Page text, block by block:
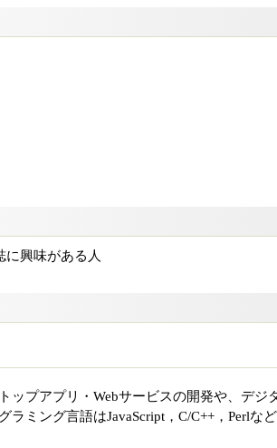
に興味がある人
ップアプリ・Webサービスの開発や、デジ
ミング言語はJavaScript，C/C++，Perlな